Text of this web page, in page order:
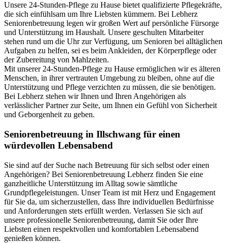
Unsere 24-Stunden-Pflege zu Hause bietet qualifizierte Pflegekräfte,
die sich einfühlsam um Ihre Liebsten kümmern. Bei Lebherz
Seniorenbetreuung legen wir großen Wert auf persönliche Fürsorge
und Unterstützung im Haushalt. Unsere geschulten Mitarbeiter
stehen rund um die Uhr zur Verfügung, um Senioren bei alltäglichen
Aufgaben zu helfen, sei es beim Ankleiden, der Körperpflege oder
der Zubereitung von Mahlzeiten.
Mit unserer 24-Stunden-Pflege zu Hause ermöglichen wir es älteren
Menschen, in ihrer vertrauten Umgebung zu bleiben, ohne auf die
Unterstützung und Pflege verzichten zu müssen, die sie benötigen.
Bei Lebherz stehen wir Ihnen und Ihren Angehörigen als
verlässlicher Partner zur Seite, um Ihnen ein Gefühl von Sicherheit
und Geborgenheit zu geben.
Senioren­betreuung in Illschwang für einen
würdevollen Lebensabend
Sie sind auf der Suche nach Betreuung für sich selbst oder einen
Angehörigen? Bei Seniorenbetreuung Lebherz finden Sie eine
ganzheitliche Unterstützung im Alltag sowie sämtliche
Grundpflegeleistungen. Unser Team ist mit Herz und Engagement
für Sie da, um sicherzustellen, dass Ihre individuellen Bedürfnisse
und Anforderungen stets erfüllt werden. Verlassen Sie sich auf
unsere professionelle Seniorenbetreuung, damit Sie oder Ihre
Liebsten einen respektvollen und komfortablen Lebensabend
genießen können.